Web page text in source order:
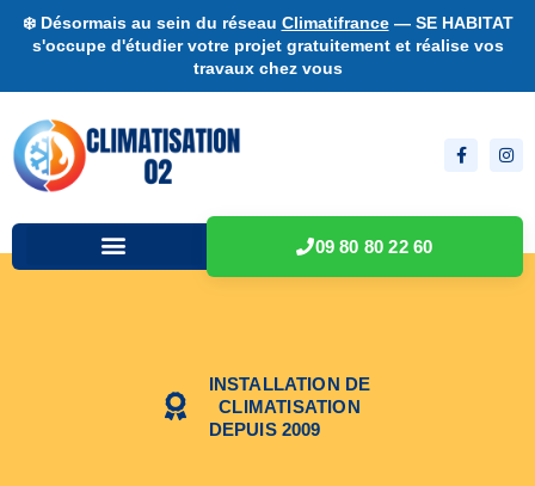
❄️ Désormais au sein du réseau Climatifrance— SE HABITAT
s'occupe d'étudier votre projet gratuitement et réalise vos
travaux chez vous
09 80 80 22 60
INSTALLATION DE
CLIMATISATION
DEPUIS 2009